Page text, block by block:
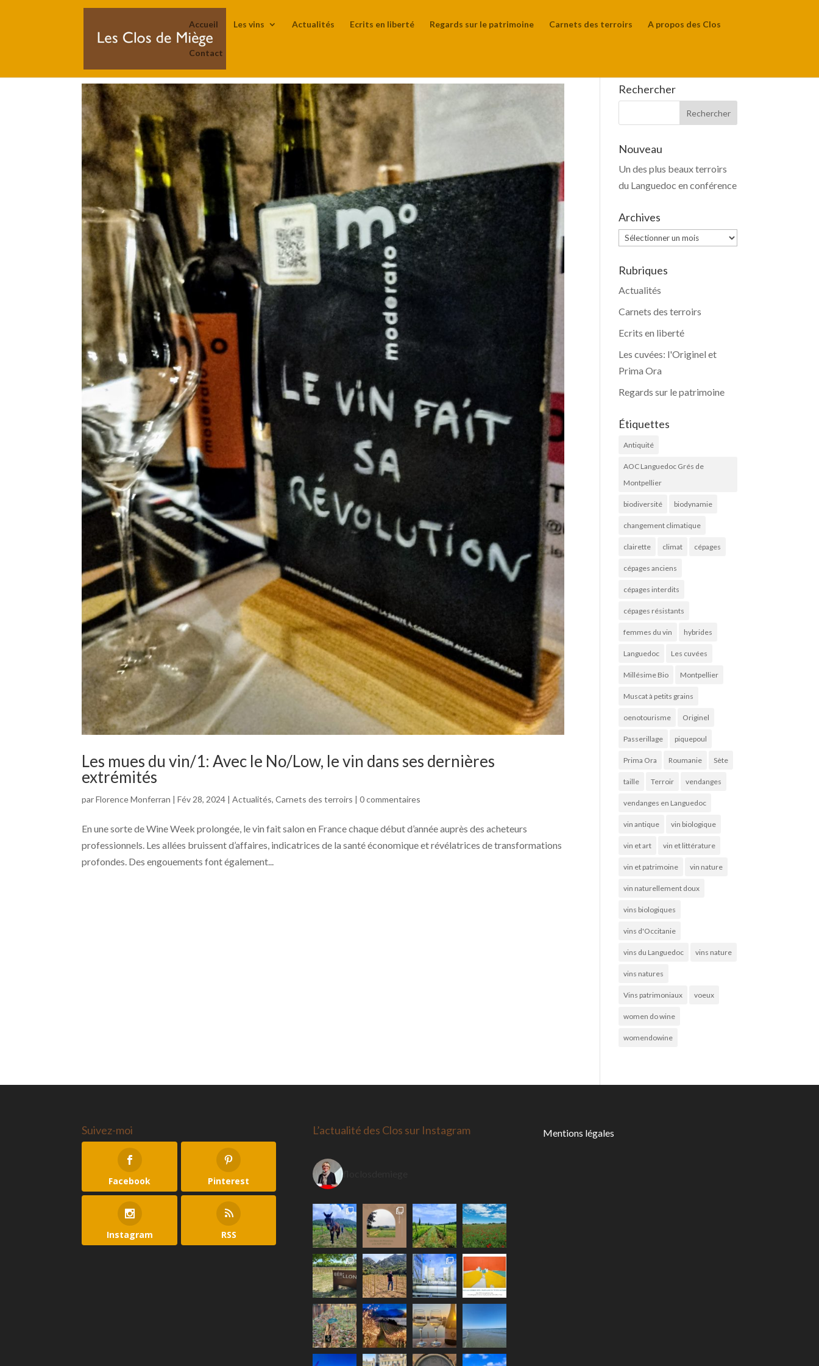
Accueil Les vins Actualités Ecrits en liberté Regards sur le patrimoine Carnets des terroirs A propos des Clos
Contact
Les mues du vin/1: Avec le No/Low, le vin dans ses dernières
extrémités
parFlorence Monferran |Fév 28, 2024 |Actualités,Carnets des terroirs |0 commentaires
En une sorte de Wine Week prolongée, le vin fait salon en France chaque début d’année auprès des acheteurs
professionnels. Les allées bruissent d’affaires, indicatrices de la santé économique et révélatrices de transformations
profondes. Des engouements font également...
Rechercher
Nouveau
Un des plus beaux terroirs
du Languedoc en conférence
Archives
Archives
Rubriques
Actualités
Carnets des terroirs
Ecrits en liberté
Les cuvées: l'Originel et
Prima Ora
Regards sur le patrimoine
Étiquettes
Antiquité
AOC Languedoc Grés de
Montpellier
biodiversité biodynamie
changement climatique
clairette climat cépages
cépages anciens
cépages interdits
cépages résistants
femmes du vin hybrides
Languedoc Les cuvées
Millésime Bio Montpellier
Muscat à petits grains
oenotourisme Originel
Passerillage piquepoul
Prima Ora Roumanie Sète
taille Terroir vendanges
vendanges en Languedoc
vin antique vin biologique
vin et art vin et littérature
vin et patrimoine vin nature
vin naturellement doux
vins biologiques
vins d'Occitanie
vins du Languedoc vins nature
vins natures
Vins patrimoniaux voeux
women do wine
womendowine
Suivez-moi
Facebook Pinterest
Instagram RSS
L’actualité des Clos sur Instagram
floclosdemiege
Mentions légales